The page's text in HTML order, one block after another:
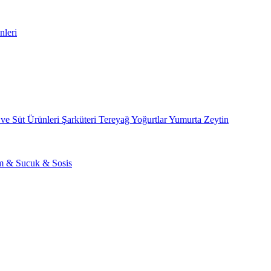
Süt Ürünleri Şarküteri TereyağYoğurtlarYumurta Zeytin
& Sucuk & Sosis